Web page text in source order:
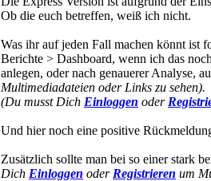
Ob die euch betreffen, weiß ich nicht.
Was ihr auf jeden Fall machen könnt ist
Berichte > Dashboard, wenn ich das
anlegen, oder nach genauerer Analyse,
Multimediadateien oder Links zu sehen).
(Du musst Dich Einloggen oder
Und hier noch eine positive
Zusätzlich sollte man bei so einer stark
Dich Einloggen oder Registrieren um